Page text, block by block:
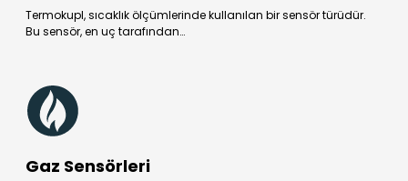
Termokupl, sıcaklık ölçümlerinde kullanılan bir sensör türüdür.
Bu sensör, en uç tarafından…
Gaz Sensörleri